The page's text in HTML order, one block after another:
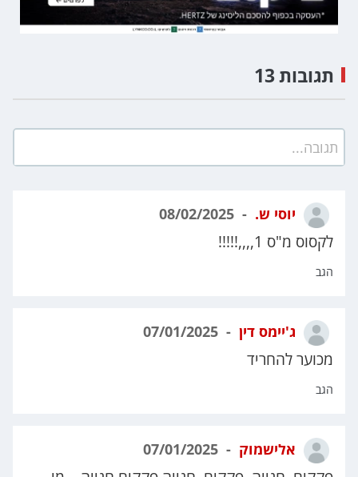
תגובה...
יוסי ש.
לקסוס מ"ס 1,,,,!!!!!
הגב
ג'יימס דין
מכוער להחריד
הגב
אלישמוק